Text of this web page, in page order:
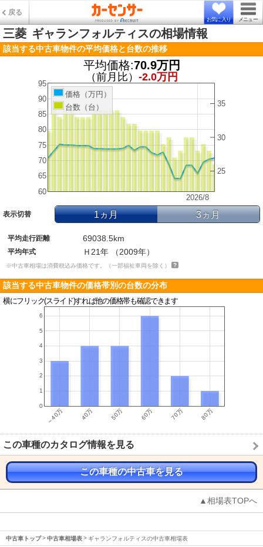
戻る
お気に入り メニュー
三菱 ギャランフォルティスの相場情報
該当する中古車物件の平均価格と台数の推移
平均価格:70.9万円
（前月比） -2.0万円
2026/8
60
65
70
75
80
85
90
95
25
30
35
価格（万円）
台数（台）
表示切替 1ヵ月 3ヵ月
平均走行距離 69038.5km
平均年式 Ｈ21年 （2009年）
※中古車相場は消費税込み価格です。（一部福祉車両を除く）
該当する中古車物件の価格帯別の台数の分布
横にフリック(スライド)すれば他の価格帯も確認できます
この車種のカタログ情報を見る
この車種の中古車を見る
▲相場表TOPへ
中古車トップ 中古車相場表 ギャランフォルティスの中古車相場表